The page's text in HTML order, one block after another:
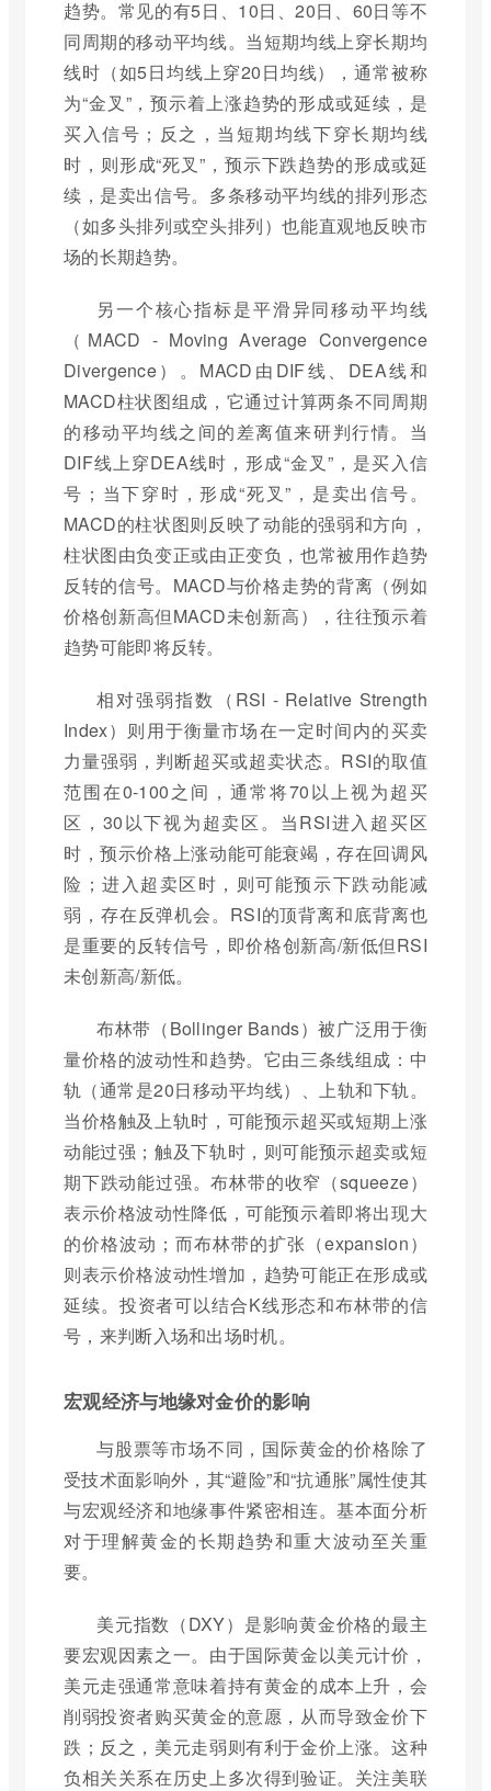
趋势。常见的有5日、10日、20日、60日等不
同周期的移动平均线。当短期均线上穿长期均
线时（如5日均线上穿20日均线），通常被称
为“金叉”，预示着上涨趋势的形成或延续，是
买入信号；反之，当短期均线下穿长期均线
时，则形成“死叉”，预示下跌趋势的形成或延
续，是卖出信号。多条移动平均线的排列形态
（如多头排列或空头排列）也能直观地反映市
场的长期趋势。
另一个核心指标是平滑异同移动平均线
（MACD - Moving Average Convergence
Divergence）。MACD由DIF线、DEA线和
MACD柱状图组成，它通过计算两条不同周期
的移动平均线之间的差离值来研判行情。当
DIF线上穿DEA线时，形成“金叉”，是买入信
号；当下穿时，形成“死叉”，是卖出信号。
MACD的柱状图则反映了动能的强弱和方向，
柱状图由负变正或由正变负，也常被用作趋势
反转的信号。MACD与价格走势的背离（例如
价格创新高但MACD未创新高），往往预示着
趋势可能即将反转。
相对强弱指数（RSI - Relative Strength
Index）则用于衡量市场在一定时间内的买卖
力量强弱，判断超买或超卖状态。RSI的取值
范围在0-100之间，通常将70以上视为超买
区，30以下视为超卖区。当RSI进入超买区
时，预示价格上涨动能可能衰竭，存在回调风
险；进入超卖区时，则可能预示下跌动能减
弱，存在反弹机会。RSI的顶背离和底背离也
是重要的反转信号，即价格创新高/新低但RSI
未创新高/新低。
布林带（Bollinger Bands）被广泛用于衡
量价格的波动性和趋势。它由三条线组成：中
轨（通常是20日移动平均线）、上轨和下轨。
当价格触及上轨时，可能预示超买或短期上涨
动能过强；触及下轨时，则可能预示超卖或短
期下跌动能过强。布林带的收窄（squeeze）
表示价格波动性降低，可能预示着即将出现大
的价格波动；而布林带的扩张（expansion）
则表示价格波动性增加，趋势可能正在形成或
延续。投资者可以结合K线形态和布林带的信
号，来判断入场和出场时机。
宏观经济与地缘对金价的影响
与股票等市场不同，国际黄金的价格除了
受技术面影响外，其“避险”和“抗通胀”属性使其
与宏观经济和地缘事件紧密相连。基本面分析
对于理解黄金的长期趋势和重大波动至关重
要。
美元指数（DXY）是影响黄金价格的最主
要宏观因素之一。由于国际黄金以美元计价，
美元走强通常意味着持有黄金的成本上升，会
削弱投资者购买黄金的意愿，从而导致金价下
跌；反之，美元走弱则有利于金价上涨。这种
负相关关系在历史上多次得到验证。关注美联